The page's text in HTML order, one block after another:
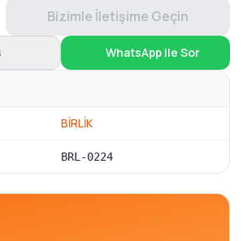
Bizimle İletişime Geçin
WhatsApp ile Sor
BİRLİK
BRL-0224